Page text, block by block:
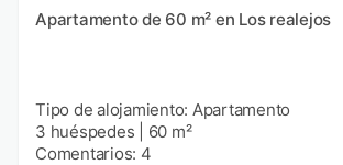
Apartamento de 60 m² en Los realejos
Tipo de alojamiento: Apartamento
3 huéspedes
60 m²
Comentarios: 4